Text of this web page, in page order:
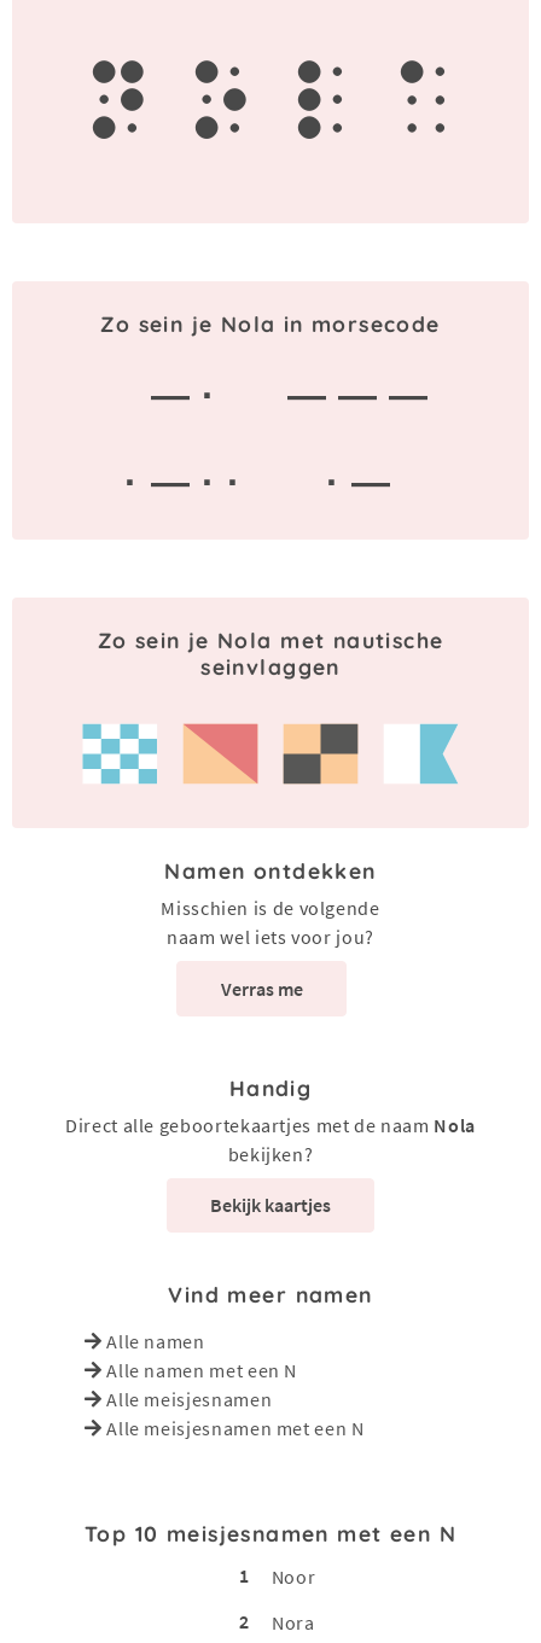
n o l a
Zo sein je Nola in morsecode
— ·
— — —
· — · ·
· —
Zo sein je Nola met nautische
seinvlaggen
Namen ontdekken
Misschien is de volgende
naam wel iets voor jou?
Verras me
Handig
Direct alle geboortekaartjes met de naam Nola
bekijken?
Bekijk kaartjes
Vind meer namen
Alle namen
Alle namen met een N
Alle meisjesnamen
Alle meisjesnamen met een N
Top 10 meisjesnamen met een N
1
Noor
2
Nora